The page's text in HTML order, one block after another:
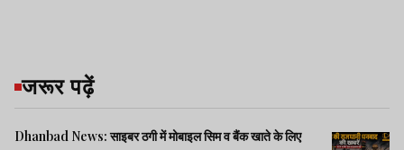
जरूर पढ़ें
Dhanbad News: साइबर ठगी में मोबाइल सिम व बैंक खाते के लिए